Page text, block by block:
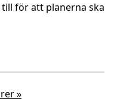
för att planerna ska
»